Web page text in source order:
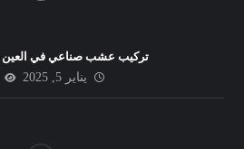
تركيب عشب صناعي في العين
يناير 5, 2025